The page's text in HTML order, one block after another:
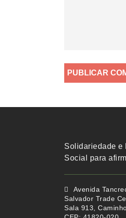
Solidariedade e
Social para
Avenida
Salvador Trade
Sala 913,